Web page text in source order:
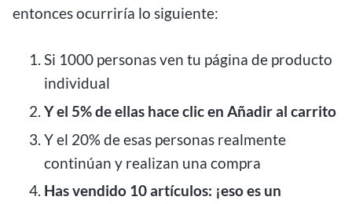
entonces ocurriría lo siguiente:
Si 1000 personas ven tu página de producto
individual
Y el 5% de ellas hace clic en Añadir al carrito
Y el 20% de esas personas realmente
continúan y realizan una compra
Has vendido 10 artículos: ¡eso es un